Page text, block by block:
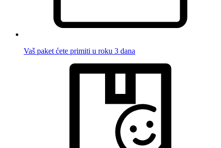
Vaš paket ćete primiti u roku 3 dana